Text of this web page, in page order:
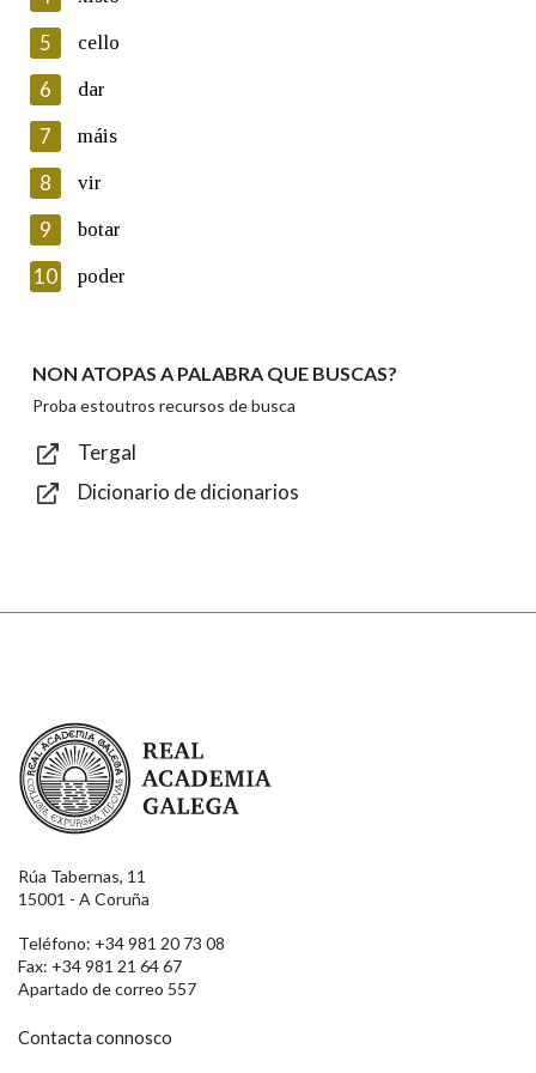
Lin e acepto as condicións da política de
Introduce o código que aparece na imaxe:
Texto de verificación
Enviar
5 cello
6 dar
7 máis
8 vir
9 botar
10 poder
NON ATOPAS A PALABRA QUE BUSCAS?
Proba estoutros recursos de busca
Tergal
Dicionario de dicionarios
Real Academia Galega
Rúa Tabernas, 11
15001 - A Coruña
Teléfono: +34 981 20 73 08
Fax: +34 981 21 64 67
Apartado de correo 557
Contacta connosco